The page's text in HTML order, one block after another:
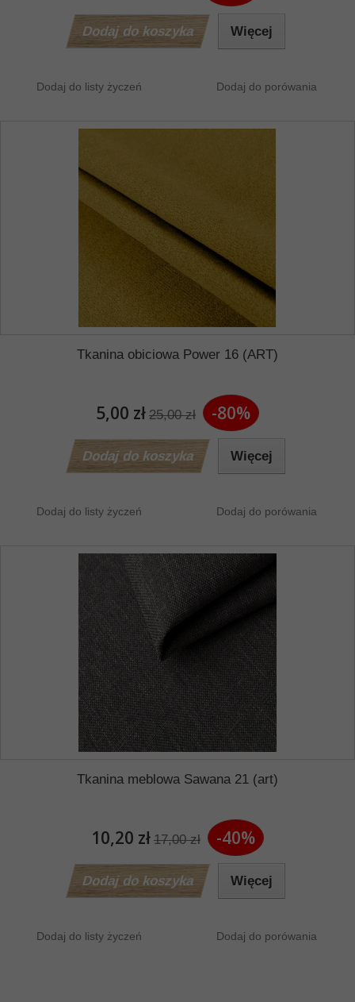
Dodaj do koszyka Więcej
Dodaj do listy życzeń Dodaj do porówania
Tkanina obiciowa Power 16 (ART)
5,00 zł 25,00 zł -80%
Dodaj do koszyka Więcej
Dodaj do listy życzeń Dodaj do porówania
Tkanina meblowa Sawana 21 (art)
10,20 zł 17,00 zł -40%
Dodaj do koszyka Więcej
Dodaj do listy życzeń Dodaj do porówania